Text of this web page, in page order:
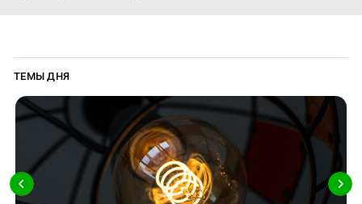
ТЕМЫ ДНЯ